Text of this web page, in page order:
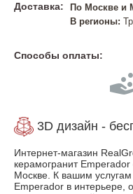
Доставка: По Москве и
В регионы:
Способы оплаты:
3D дизайн -
Интернет-магазин
керамогранит
Москве. К вашим
Emperador в интерьере,